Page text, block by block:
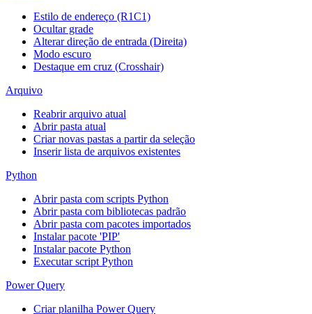
Estilo de endereço (R1C1)
Ocultar grade
Alterar direção de entrada (Direita)
Modo escuro
Destaque em cruz (Crosshair)
Arquivo
Reabrir arquivo atual
Abrir pasta atual
Criar novas pastas a partir da seleção
Inserir lista de arquivos existentes
Python
Abrir pasta com scripts Python
Abrir pasta com bibliotecas padrão
Abrir pasta com pacotes importados
Instalar pacote 'PIP'
Instalar pacote Python
Executar script Python
Power Query
Criar planilha Power Query